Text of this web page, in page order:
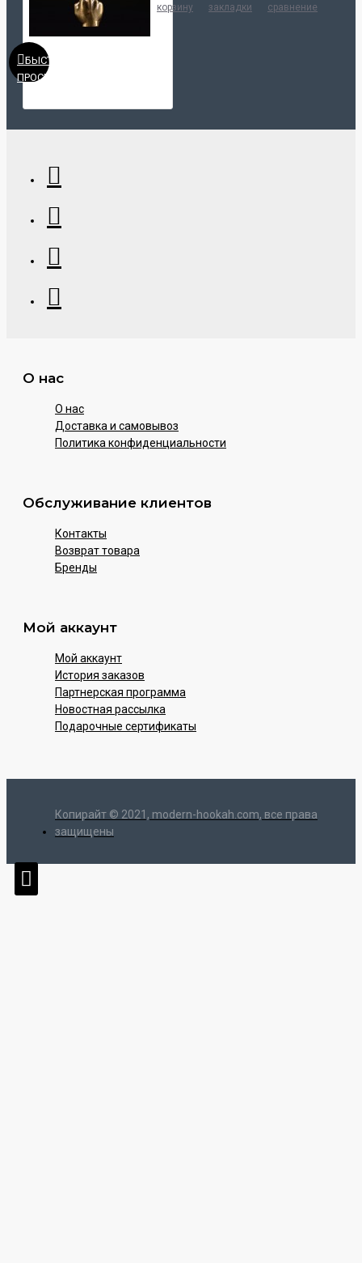
БЫСТРЫЙ
ПРОСМОТР
корзину
закладки
сравнение
О нас
О нас
Доставка и самовывоз
Политика конфиденциальности
Обслуживание клиентов
Контакты
Возврат товара
Бренды
Мой аккаунт
Мой аккаунт
История заказов
Партнерская программа
Новостная рассылка
Подарочные сертификаты
Копирайт © 2021, modern-hookah.com, все права
защищены